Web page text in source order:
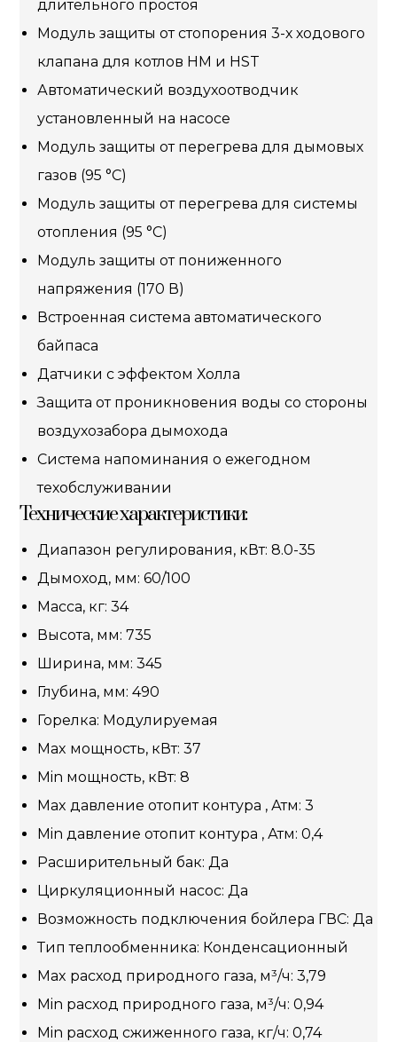
длительного простоя
Модуль защиты от стопорения 3-х ходового
клапана для котлов HM и HST
Автоматический воздухоотводчик
установленный на насосе
Модуль защиты от перегрева для дымовых
газов (95 °C)
Модуль защиты от перегрева для системы
отопления (95 °C)
Модуль защиты от пониженного
напряжения (170 В)
Встроенная система автоматического
байпаса
Датчики с эффектом Холла
Защита от проникновения воды со стороны
воздухозабора дымохода
Система напоминания о ежегодном
техобслуживании
Технические характеристики:
Диапазон регулирования, кВт: 8.0-35
Дымоход, мм: 60/100
Масса, кг: 34
Высота, мм: 735
Ширина, мм: 345
Глубина, мм: 490
Горелка: Модулируемая
Max мощность, кВт: 37
Min мощность, кВт: 8
Max давление отопит контура , Атм: 3
Min давление отопит контура , Атм: 0,4
Расширительный бак: Да
Циркуляционный насос: Да
Возможность подключения бойлера ГВС: Да
Тип теплообменника: Конденсационный
Max расход природного газа, м³/ч: 3,79
Min расход природного газа, м³/ч: 0,94
Min расход сжиженного газа, кг/ч: 0,74